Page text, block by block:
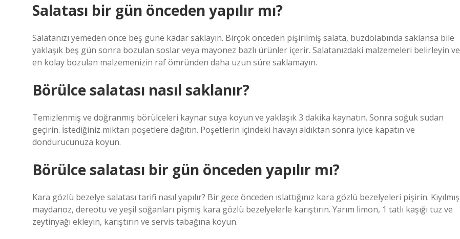
Salatası bir gün önceden yapılır mı?
Salatanızı yemeden önce beş güne kadar saklayın. Birçok önceden pişirilmiş salata, buzdolabında saklansa bile
yaklaşık beş gün sonra bozulan soslar veya mayonez bazlı ürünler içerir. Salatanızdaki malzemeleri belirleyin ve
en kolay bozulan malzemenizin raf ömründen daha uzun süre saklamayın.
Börülce salatası nasıl saklanır?
Temizlenmiş ve doğranmış börülceleri kaynar suya koyun ve yaklaşık 3 dakika kaynatın. Sonra soğuk sudan
geçirin. İstediğiniz miktarı poşetlere dağıtın. Poşetlerin içindeki havayı aldıktan sonra iyice kapatın ve
dondurucunuza koyun.
Börülce salatası bir gün önceden yapılır mı?
Kara gözlü bezelye salatası tarifi nasıl yapılır? Bir gece önceden ıslattığınız kara gözlü bezelyeleri pişirin. Kıyılmış
maydanoz, dereotu ve yeşil soğanları pişmiş kara gözlü bezelyelerle karıştırın. Yarım limon, 1 tatlı kaşığı tuz ve
zeytinyağı ekleyin, karıştırın ve servis tabağına koyun.